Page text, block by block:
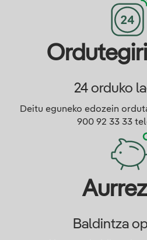
24 orduko
Deitu eguneko edozein
900 92 33 33
Baldintza